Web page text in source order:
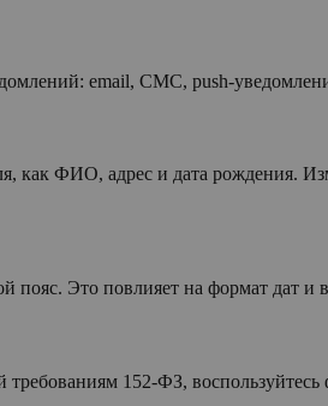
email, СМС, push-
как ФИО, адрес и дата рождения.
пояс. Это повлияет на формат дат и
152-ФЗ,